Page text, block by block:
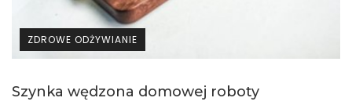
ZDROWE ODŻYWIANIE
Szynka wędzona domowej roboty